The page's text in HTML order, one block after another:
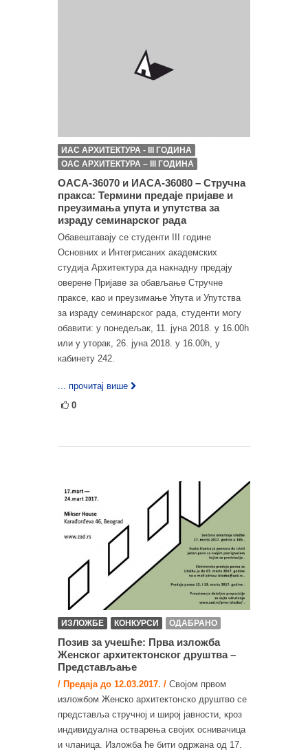
ИАС АРХИТЕКТУРА - III ГОДИНА
ОАС АРХИТЕКТУРА – III ГОДИНА
ОАСА-36070 и ИАСА-36080 – Стручна
пракса: Термини предаје пријаве и
преузимања упута и упутства за
израду семинарског рада
Обавештавају се студенти III године
Основних и Интегрисаних академских
студија Архитектура да накнадну предају
оверене Пријаве за обављање Стручне
праксе, као и преузимање Упута и Упутства
за израду семинарског рада, студенти могу
обавити: у понедељак, 11. јуна 2018. у 16.00h
или у уторак, 26. јуна 2018. у 16.00h, у
кабинету 242.
... прочитај више
0
ИЗЛОЖБЕ КОНКУРСИ ОДАБРАНО
Позив за учешће: Прва изложба
Женског архитектонског друштва –
Представљање
/ Предаја до 12.03.2017. / Својом првом
изложбом Женско архитектонско друштво се
представља стручној и широј јавности, кроз
индивидуална остварења својих оснивачица
и чланица. Изложба ће бити одржана од 17.